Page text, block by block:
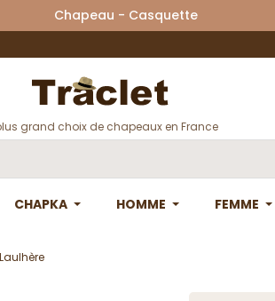
2026 Chapeau -
grand choix de chapeaux en France
CHAPKA HOMME FEMME